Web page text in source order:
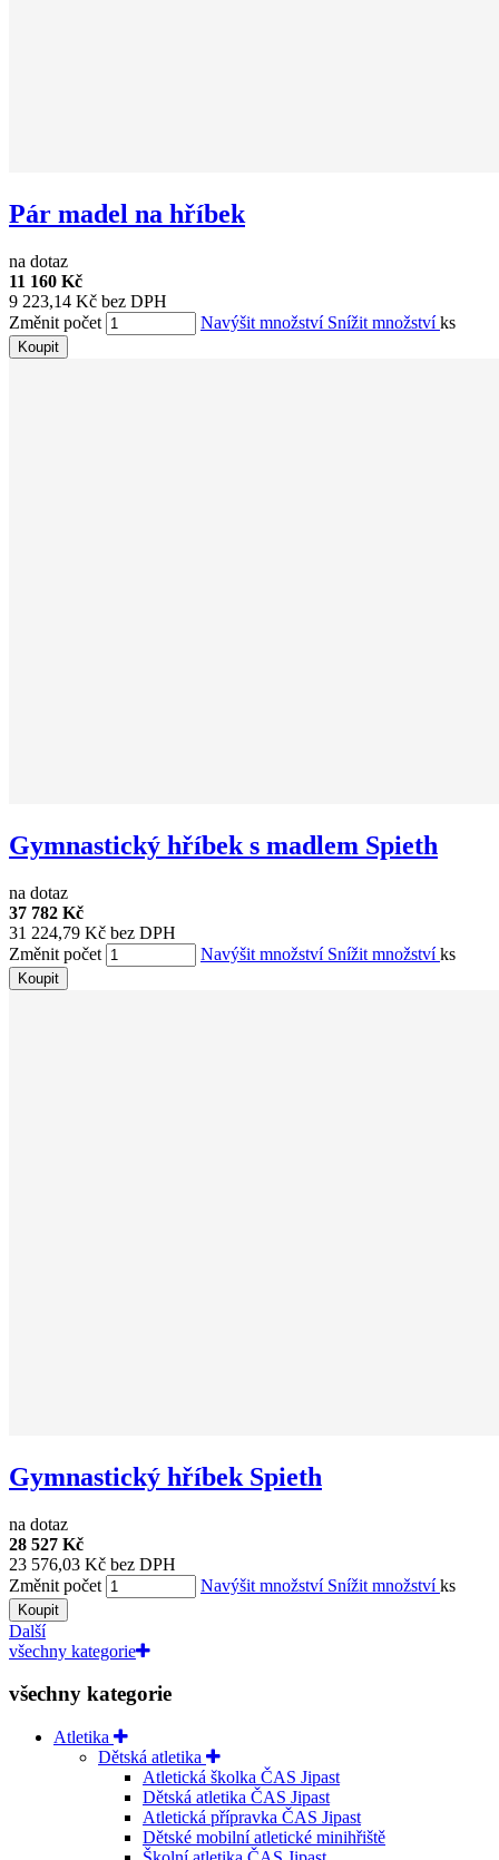
Pár madel na hříbek
na dotaz
11 160 Kč
9 223,14 Kč bez DPH
Změnit počet
Navýšit množství Snížit množstvíks
Koupit
Gymnastický hříbek s madlem Spieth
na dotaz
37 782 Kč
31 224,79 Kč bez DPH
Změnit počet
Navýšit množství Snížit množstvíks
Koupit
Gymnastický hříbek Spieth
na dotaz
28 527 Kč
23 576,03 Kč bez DPH
Změnit počet
Navýšit množství Snížit množstvíks
Koupit
Další
všechny kategorie
všechny kategorie
Atletika
Dětská atletika
Atletická školka ČAS Jipast
Dětská atletika ČAS Jipast
Atletická přípravka ČAS Jipast
Dětské mobilní atletické minihřiště